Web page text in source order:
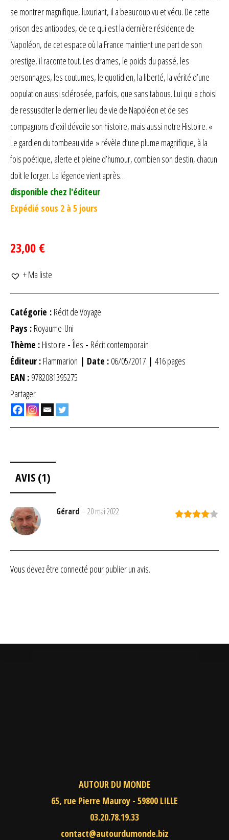
se montrer magnifique, luxuriant, il a beaucoup vu et vécu. De cette
prison des antipodes, de ce qui est la dernière résidence de
Napoléon, de cet espace où la France maintient une part de son
prestige, il raconte tout. Les drames, le poids du passé, les
personnages, les coutumes, le quotidien, la liberté, la vérité d’une
population aussi sclérosée, parfois, que sans tabous. Lui qui a choisi
de ressusciter le dernier lieu de vie de Napoléon et de ses
compagnons d’exil dévoile son histoire, mais aussi notre Histoire. «
Le gardien du tombeau vide » révèle d’une plume magnifique, à la
fois poétique, alerte et pleine d’humour, combien son destin, chacun
doit le forger. La légende vient après…
disponible chez l'éditeur
Expédié sous 2 à 5 jours
23,00 €
+ Ma liste
Catégorie : Récit de Voyage
Pays : Royaume-Uni
Thème : Histoire -Îles - Récit contemporain
Éditeur : Flammarion | Date : 06/05/2017 | 416 pages
EAN : 9782081395275
Partager
AVIS (1)
Gérard –20 mai 2022
Vous devez être connecté pour publier un avis.
AUTOUR DU MONDE
65, rue Pierre Mauroy - 59800 LILLE
03.20.78.19.33
contact@autourdumonde.biz